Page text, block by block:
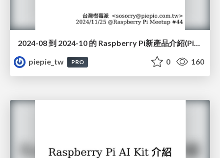
2024-08 到 2024-10 的 Raspberry Pi新產品介紹(Pico 2, microSD, Bumper, AI Camera, AI HAT+)(#44)
piepie_tw
PRO 0 160